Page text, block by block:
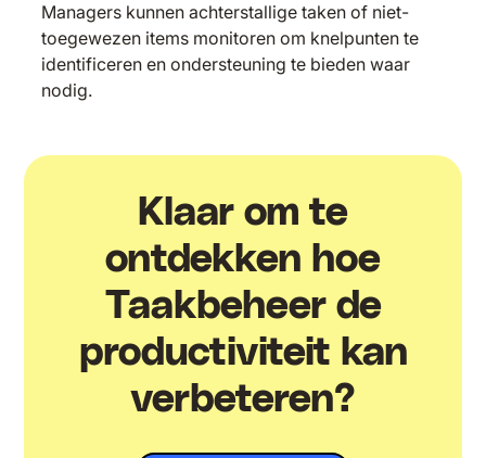
Managers kunnen achterstallige taken of niet-
toegewezen items monitoren om knelpunten te
identificeren en ondersteuning te bieden waar
nodig.
Klaar om te
ontdekken hoe
Taakbeheer de
productiviteit kan
verbeteren?